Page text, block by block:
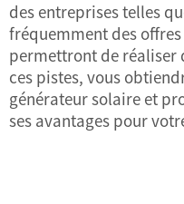
des entreprises telles
fréquemment des
permettront de réaliser
ces pistes, vous
générateur solaire et
ses avantages pour